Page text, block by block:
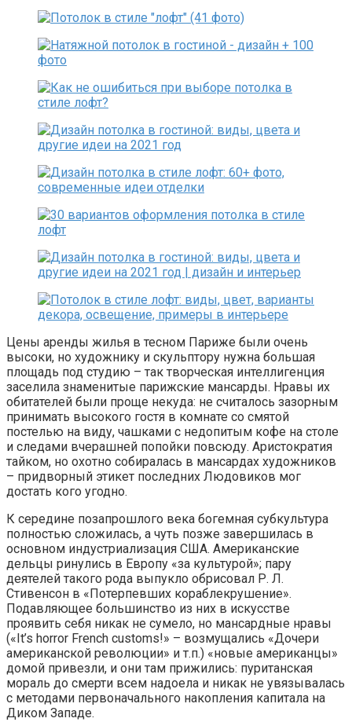
Цены аренды жилья в тесном Париже были очень
высоки, но художнику и скульптору нужна большая
площадь под студию – так творческая интеллигенция
заселила знаменитые парижские мансарды. Нравы их
обитателей были проще некуда: не считалось зазорным
принимать высокого гостя в комнате со смятой
постелью на виду, чашками с недопитым кофе на столе
и следами вчерашней попойки повсюду. Аристократия
тайком, но охотно собиралась в мансардах художников
– придворный этикет последних Людовиков мог
достать кого угодно.
К середине позапрошлого века богемная субкультура
полностью сложилась, а чуть позже завершилась в
основном индустриализация США. Американские
дельцы ринулись в Европу «за культурой»; пару
деятелей такого рода выпукло обрисовал Р. Л.
Стивенсон в «Потерпевших кораблекрушение».
Подавляющее большинство из них в искусстве
проявить себя никак не сумело, но мансардные нравы
(«It’s horror French customs!» – возмущались «Дочери
американской революции» и т.п.) «новые американцы»
домой привезли, и они там прижились: пуританская
мораль до смерти всем надоела и никак не увязывалась
с методами первоначального накопления капитала на
Диком Западе.